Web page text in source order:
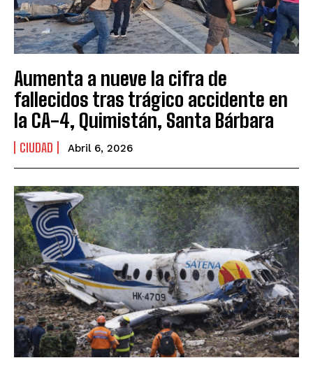
Aumenta a nueve la cifra de
fallecidos tras trágico accidente en
la CA-4, Quimistán, Santa Bárbara
CIUDAD Abril 6, 2026